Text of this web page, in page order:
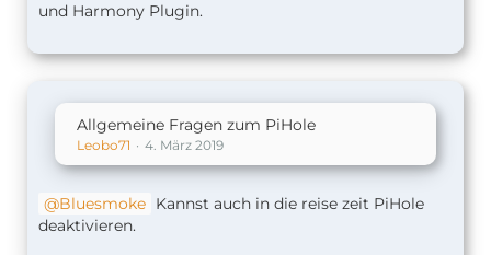
und Harmony Plugin.
Allgemeine Fragen zum PiHole
Leobo71 4. März 2019
Bluesmoke Kannst auch in die reise zeit PiHole
deaktivieren.